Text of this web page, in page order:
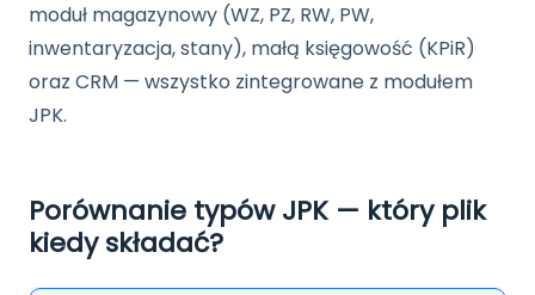
moduł magazynowy (WZ, PZ, RW, PW,
inwentaryzacja, stany), małą księgowość (KPiR)
oraz CRM — wszystko zintegrowane z modułem
JPK.
Porównanie typów JPK — który plik
kiedy składać?